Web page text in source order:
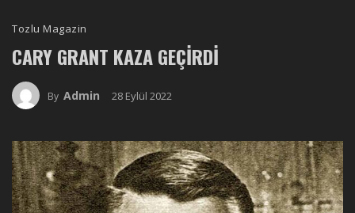
Tozlu Magazin
CARY GRANT KAZA GEÇIRDI
By Admin 28 Eylül 2022